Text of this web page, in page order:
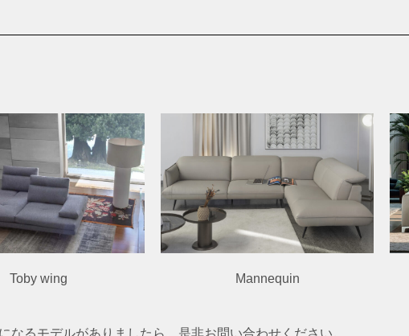
Toby wing Mannequin
るモデルがありましたら、是非お問い合わせください。